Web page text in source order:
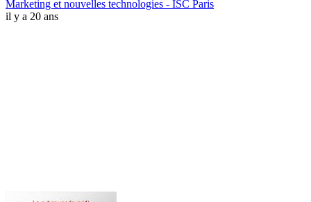
Marketing et nouvelles technologies - ISC Paris
il y a 20 ans